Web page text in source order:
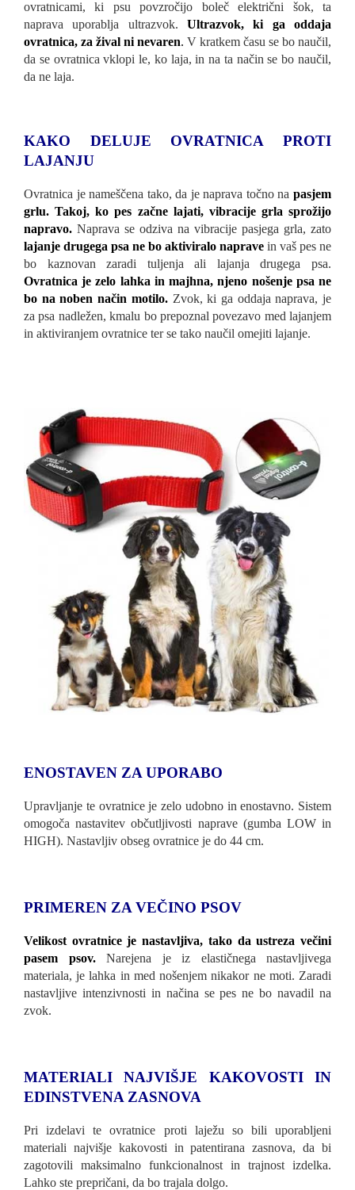
ovratnicami, ki psu povzročijo boleč električni šok, ta
naprava uporablja ultrazvok. Ultrazvok, ki ga oddaja
ovratnica, za žival ni nevaren. V kratkem času se bo naučil,
da se ovratnica vklopi le, ko laja, in na ta način se bo naučil,
da ne laja.
KAKO DELUJE OVRATNICA PROTI
LAJANJU
Ovratnica je nameščena tako, da je naprava točno na pasjem
grlu. Takoj, ko pes začne lajati, vibracije grla sprožijo
napravo. Naprava se odziva na vibracije pasjega grla, zato
lajanje drugega psa ne bo aktiviralo naprave in vaš pes ne
bo kaznovan zaradi tuljenja ali lajanja drugega psa.
Ovratnica je zelo lahka in majhna, njeno nošenje psa ne
bo na noben način motilo. Zvok, ki ga oddaja naprava, je
za psa nadležen, kmalu bo prepoznal povezavo med lajanjem
in aktiviranjem ovratnice ter se tako naučil omejiti lajanje.
ENOSTAVEN ZA UPORABO
Upravljanje te ovratnice je zelo udobno in enostavno. Sistem
omogoča nastavitev občutljivosti naprave (gumba LOW in
HIGH). Nastavljiv obseg ovratnice je do 44 cm.
PRIMEREN ZA VEČINO PSOV
Velikost ovratnice je nastavljiva, tako da ustreza večini
pasem psov. Narejena je iz elastičnega nastavljivega
materiala, je lahka in med nošenjem nikakor ne moti. Zaradi
nastavljive intenzivnosti in načina se pes ne bo navadil na
zvok.
MATERIALI NAJVIŠJE KAKOVOSTI IN
EDINSTVENA ZASNOVA
Pri izdelavi te ovratnice proti laježu so bili uporabljeni
materiali najvišje kakovosti in patentirana zasnova, da bi
zagotovili maksimalno funkcionalnost in trajnost izdelka.
Lahko ste prepričani, da bo trajala dolgo.